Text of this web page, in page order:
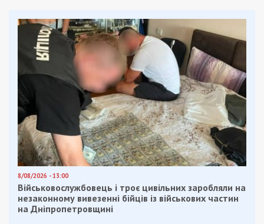
8/08/2026 - 13:00
Військовослужбовець і троє цивільних заробляли на
незаконному вивезенні бійців із військових частин
на Дніпропетровщині